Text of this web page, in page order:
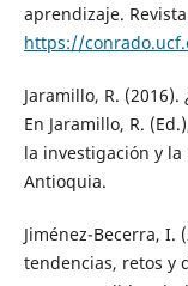
aprendizaje.
https://
Jaramillo, R.
En Jaramillo, R.
la investigación y
Antioquia.
Jiménez-Becerra, I.
tendencias, retos y